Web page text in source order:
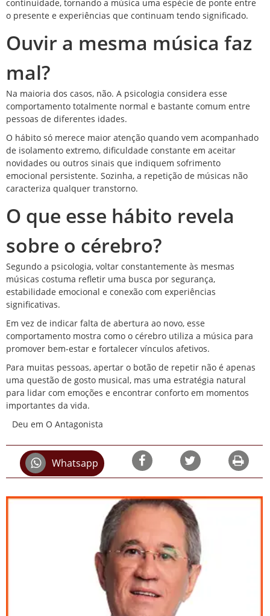
continuidade, tornando a música uma espécie de ponte entre
o presente e experiências que continuam tendo significado.
Ouvir a mesma música faz
mal?
Na maioria dos casos, não. A psicologia considera esse
comportamento totalmente normal e bastante comum entre
pessoas de diferentes idades.
O hábito só merece maior atenção quando vem acompanhado
de isolamento extremo, dificuldade constante em aceitar
novidades ou outros sinais que indiquem sofrimento
emocional persistente. Sozinha, a repetição de músicas não
caracteriza qualquer transtorno.
O que esse hábito revela
sobre o cérebro?
Segundo a psicologia, voltar constantemente às mesmas
músicas costuma refletir uma busca por segurança,
estabilidade emocional e conexão com experiências
significativas.
Em vez de indicar falta de abertura ao novo, esse
comportamento mostra como o cérebro utiliza a música para
promover bem-estar e fortalecer vínculos afetivos.
Para muitas pessoas, apertar o botão de repetir não é apenas
uma questão de gosto musical, mas uma estratégia natural
para lidar com emoções e encontrar conforto em momentos
importantes da vida.
Deu em O Antagonista
Whatsapp